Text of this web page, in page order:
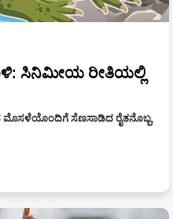
ಸಿನಿಮೀಯ ರೀತಿಯಲ್ಲಿ
ಮೊಸಳೆಯೊಂದಿಗೆ ಸೆಣಸಾಡಿದ ರೈತನೊಬ್ಬ,